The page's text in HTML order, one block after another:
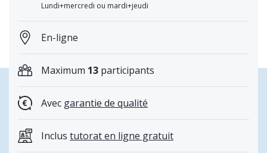
Lundi+mercredi ou mardi+jeudi
En-ligne
Maximum 13 participants
Avec garantie de qualité
Inclus tutorat en ligne gratuit